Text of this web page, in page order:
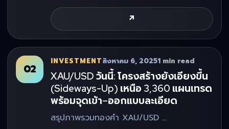
↗
02
INVESTMENTสิงหาคม 6, 20251 min read
XAU/USD วันนี้: โครงสร้างยังเอียงขึ้น
(Sideways-Up) เหนือ 3,360 แผนเทรด
พร้อมจุดเข้า–ออกแบบละเอียด
สรุปภาพรวมทองคำ XAU/USD …